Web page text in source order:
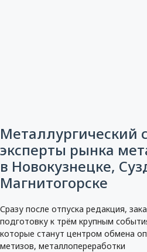
Металлургический
эксперты рынка
в Новокузнецке,
Магнитогорске
Сразу после отпуска редакция,
подготовку к трём крупным
которые станут центром обмена
метизов, металлопереработки